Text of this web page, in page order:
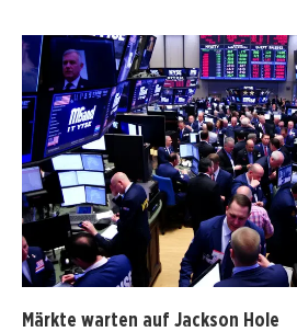
Märkte warten auf Jackson Hole